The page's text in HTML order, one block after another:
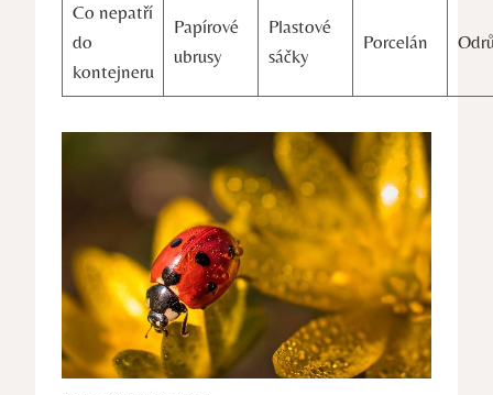
Co nepatří⁢
do
kontejneru
Papírové
ubrusy
Plastové
sáčky
Porcelán